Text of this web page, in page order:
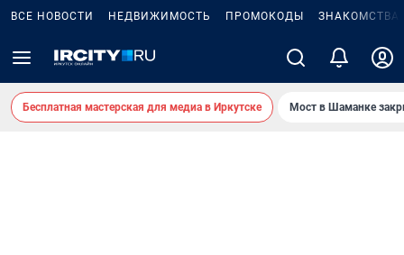
ВСЕ НОВОСТИ НЕДВИЖИМОСТЬ ПРОМОКОДЫ ЗНАКОМСТВА
Бесплатная мастерская для медиа в Иркутске Мост в Шаманке